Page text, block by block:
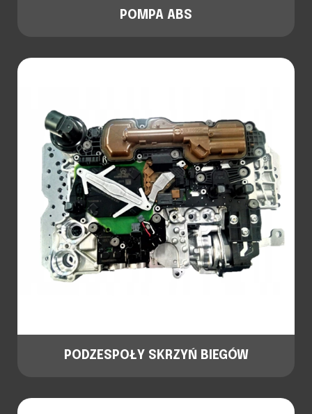
POMPA ABS
PODZESPOŁY SKRZYŃ BIEGÓW